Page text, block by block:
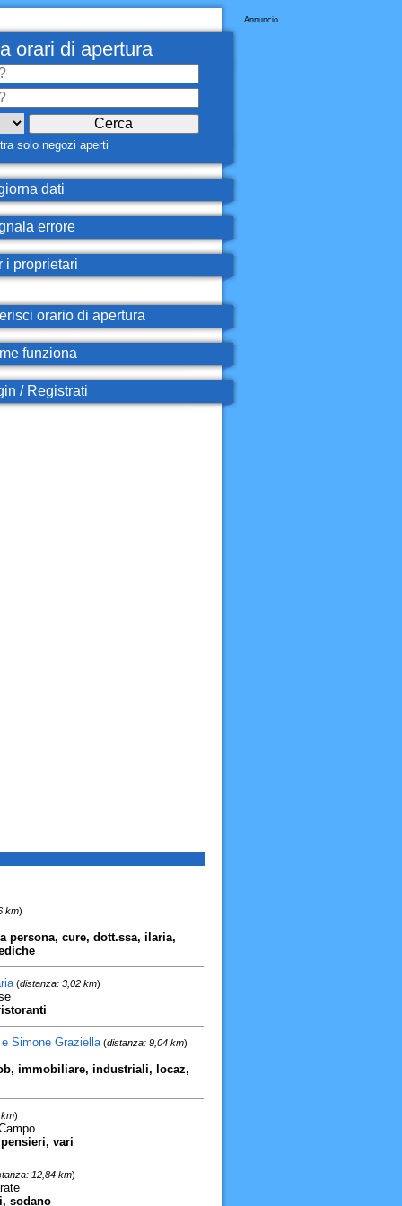
Annuncio
orari di apertura
solo negozi aperti
dati
errore
i proprietari
orario di apertura
funziona
/ Registrati
km)
persona, cure, dott.ssa, ilaria,
(distanza: 3,02 km)
Simone Graziella(distanza: 9,04 km)
immobiliare, industriali, locaz,
)
vari
12,84 km)
sodano